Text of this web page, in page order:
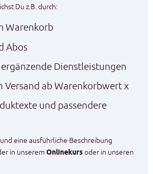
Du z.B. durch:
Warenkorb
Abos
Dienstleistungen
Versand ab Warenkorbwert x
und passendere
eine ausführliche Beschreibung
in unserem Onlinekursoder in unseren